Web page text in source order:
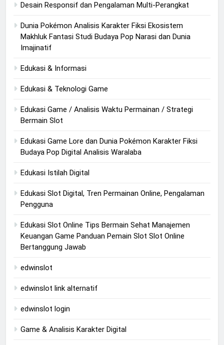
Desain Responsif dan Pengalaman Multi-Perangkat
Dunia Pokémon Analisis Karakter Fiksi Ekosistem
Makhluk Fantasi Studi Budaya Pop Narasi dan Dunia
Imajinatif
Edukasi & Informasi
Edukasi & Teknologi Game
Edukasi Game / Analisis Waktu Permainan / Strategi
Bermain Slot
Edukasi Game Lore dan Dunia Pokémon Karakter Fiksi
Budaya Pop Digital Analisis Waralaba
Edukasi Istilah Digital
Edukasi Slot Digital, Tren Permainan Online, Pengalaman
Pengguna
Edukasi Slot Online Tips Bermain Sehat Manajemen
Keuangan Game Panduan Pemain Slot Slot Online
Bertanggung Jawab
edwinslot
edwinslot link alternatif
edwinslot login
Game & Analisis Karakter Digital